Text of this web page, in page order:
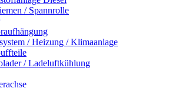
/ Spannrolle
/ Heizung / Klimaanlage
/ Ladeluftkühlung